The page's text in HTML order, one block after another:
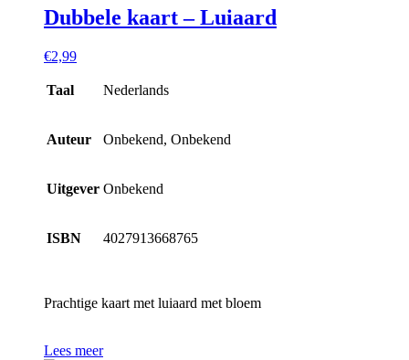
Dubbele kaart – Luiaard
€2,99
Taal Nederlands
Auteur Onbekend, Onbekend
Uitgever Onbekend
ISBN 4027913668765
Prachtige kaart met luiaard met bloem
Lees meer